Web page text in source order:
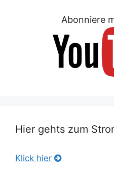
Abonniere
Hier gehts zum
Klick hier